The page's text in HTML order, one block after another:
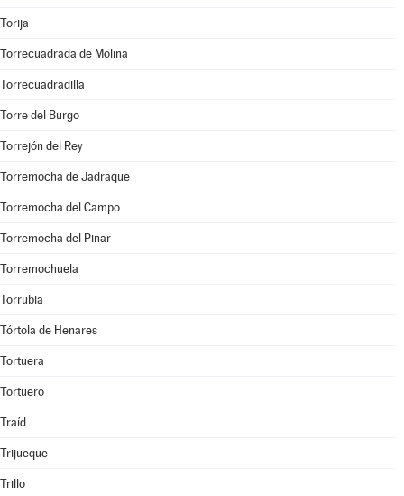
Torija
Torrecuadrada de Molina
Torrecuadradilla
Torre del Burgo
Torrejón del Rey
Torremocha de Jadraque
Torremocha del Campo
Torremocha del Pinar
Torremochuela
Torrubia
Tórtola de Henares
Tortuera
Tortuero
Traíd
Trijueque
Trillo